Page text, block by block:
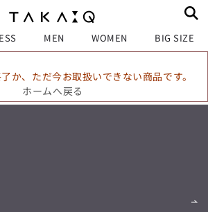
MEN WOMEN BIG SIZE
か、ただ今お取扱いできない商品です。
ホームへ戻る